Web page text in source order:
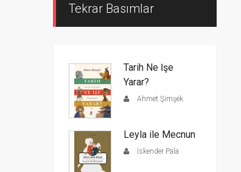
Tekrar Basımlar
Tarih Ne İşe
Yarar?
Ahmet Şimşek
Leyla ile Mecnun
İskender Pala